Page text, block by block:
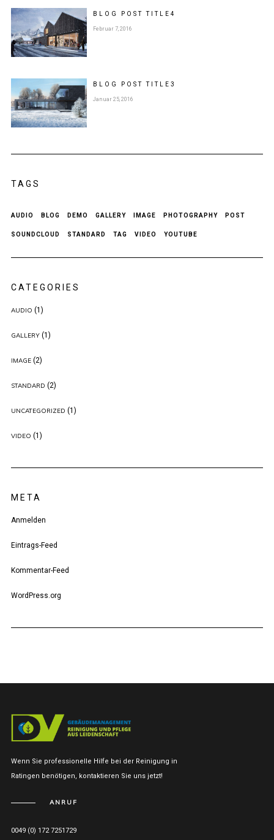
BLOG POSTTITLE 4
Februar 7, 2016
BLOG POSTTITLE 3
Januar 25, 2016
TAGS
AUDIO BLOG DEMO GALLERY IMAGE PHOTOGRAPHY POST
SOUNDCLOUD STANDARD TAG VIDEO YOUTUBE
CATEGORIES
AUDIO (1)
GALLERY(1)
IMAGE(2)
STANDARD (2)
UNCATEGORIZED (1)
VIDEO (1)
META
Anmelden
Eintrags-Feed
Kommentar-Feed
WordPress.org
Wenn Sie professionelle Hilfe bei der Reinigung in
Ratingen benötigen, kontaktieren Sie uns jetzt!
ANRUF
0049 (0) 172 7251729